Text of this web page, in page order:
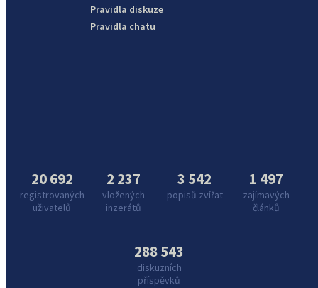
Pravidla diskuze
Pravidla chatu
20 692
registrovaných
uživatelů
2 237
vložených
inzerátů
3 542
popisů zvířat
1 497
zajímavých
článků
288 543
diskuzních
příspěvků